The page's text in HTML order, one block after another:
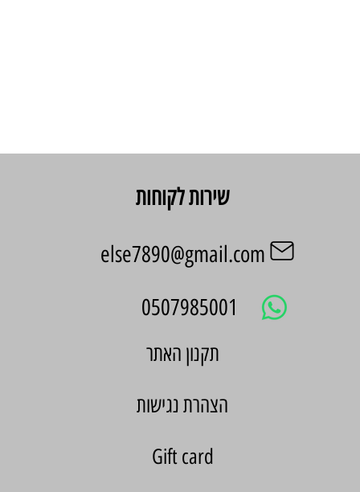
שירות לקוחות
else7890@gmail.com
0507985001
הצהרת נגישות
Gift card